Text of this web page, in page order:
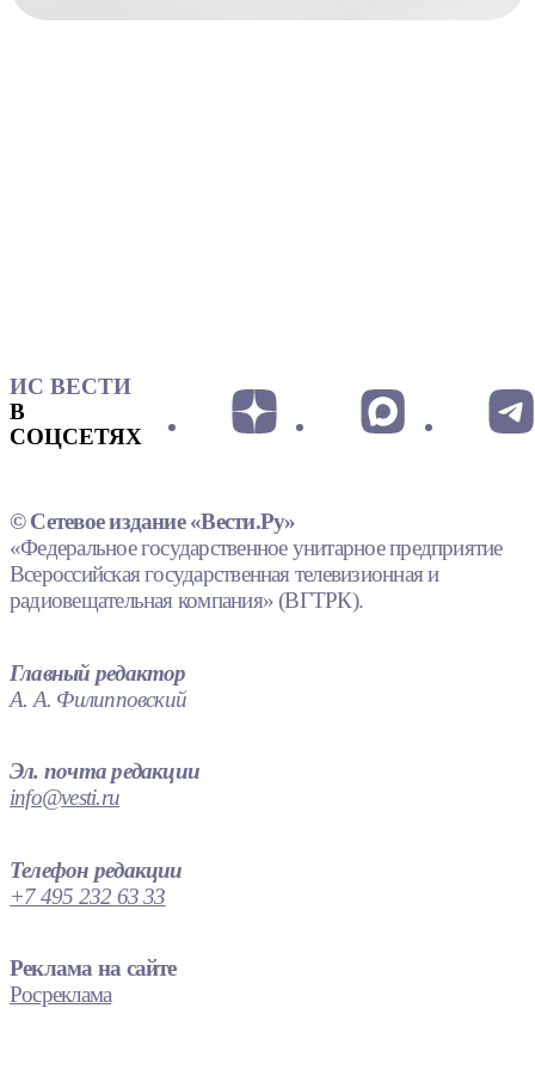
ИС ВЕСТИ
В
СОЦСЕТЯХ
© Сетевое издание «Вести.Ру»
«Федеральное государственное унитарное предприятие
Всероссийская государственная телевизионная и
радиовещательная компания» (ВГТРК).
Главный редактор
А. А. Филипповский
Эл. почта редакции
info@vesti.ru
Телефон редакции
+7 495 232 63 33
Реклама на сайте
Росреклама